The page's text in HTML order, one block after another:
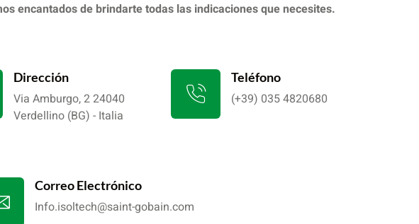
encantados de brindarte todas las indicaciones que necesites.
Dirección
Via Amburgo, 2 24040
Verdellino (BG) - Italia
Teléfono
(+39) 035 4820680
Correo Electrónico
Info.isoltech@saint-gobain.com